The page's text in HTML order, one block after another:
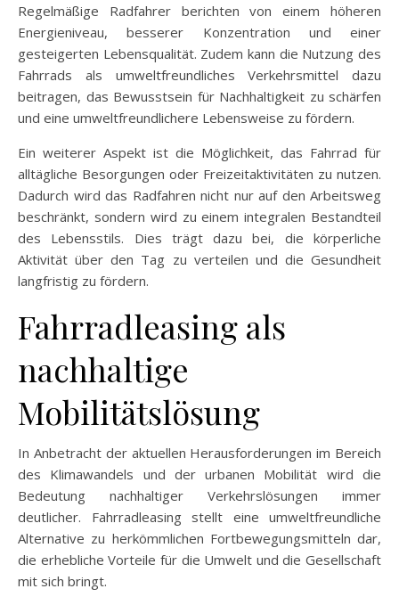
Regelmäßige Radfahrer berichten von einem höheren
Energieniveau, besserer Konzentration und einer
gesteigerten Lebensqualität. Zudem kann die Nutzung des
Fahrrads als umweltfreundliches Verkehrsmittel dazu
beitragen, das Bewusstsein für Nachhaltigkeit zu schärfen
und eine umweltfreundlichere Lebensweise zu fördern.
Ein weiterer Aspekt ist die Möglichkeit, das Fahrrad für
alltägliche Besorgungen oder Freizeitaktivitäten zu nutzen.
Dadurch wird das Radfahren nicht nur auf den Arbeitsweg
beschränkt, sondern wird zu einem integralen Bestandteil
des Lebensstils. Dies trägt dazu bei, die körperliche
Aktivität über den Tag zu verteilen und die Gesundheit
langfristig zu fördern.
Fahrradleasing als
nachhaltige
Mobilitätslösung
In Anbetracht der aktuellen Herausforderungen im Bereich
des Klimawandels und der urbanen Mobilität wird die
Bedeutung nachhaltiger Verkehrslösungen immer
deutlicher. Fahrradleasing stellt eine umweltfreundliche
Alternative zu herkömmlichen Fortbewegungsmitteln dar,
die erhebliche Vorteile für die Umwelt und die Gesellschaft
mit sich bringt.